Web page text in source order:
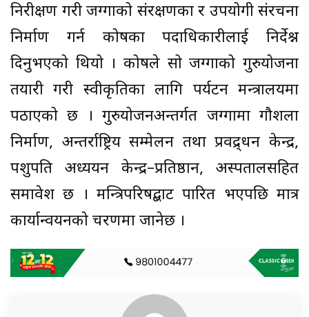
निरीक्षण गरी जग्गाको संरक्षणका र उपयोगी संरचना
निर्माण गर्न कोषका पदाधिकारीलाई निर्देश्न
दिनुभएको थियो । कोषले सो जग्गाको गुरुयोजना
तयारी गरी स्वीकृतिका लागि पर्यटन मन्त्रालयमा
पठाएको छ । गुरुयोजनअन्तर्गत जग्गामा गौशला
निर्माण, अन्तर्राष्ट्रिय सम्मेलन तथा प्रवद्र्धन केन्द्र,
पशुपति अध्ययन केन्द्र–प्रतिष्ठान, अस्पतालसहित
समावेश छ । मन्त्रिपरिषद्बाट पारित भएपछि मात्र
कार्यान्वयनको चरणमा जानेछ ।